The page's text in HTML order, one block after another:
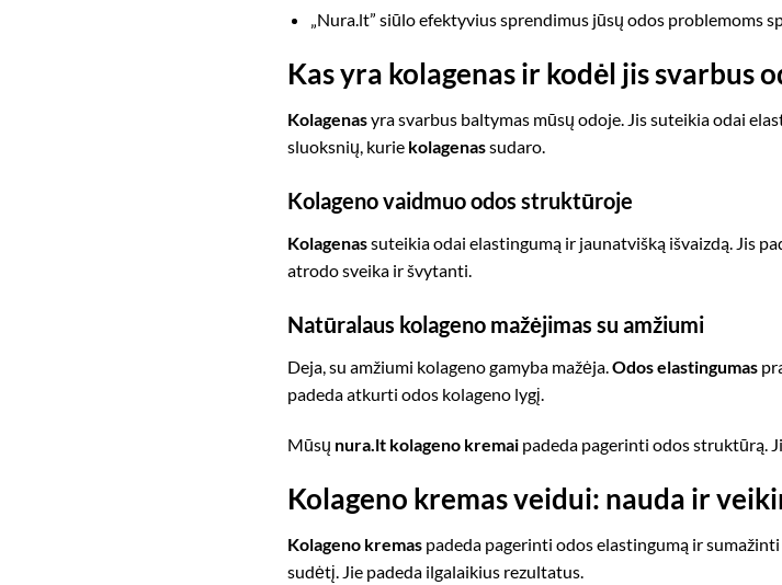
„Nura.lt” siūlo efektyvius sprendimus jūsų odos problemoms
Kas yra kolagenas ir kodėl jis svarbus
Kolagenasyra svarbus baltymas mūsų odoje. Jis suteikia odai
sluoksnių, kurie kolagenassudaro.
Kolageno vaidmuo odos struktūroje
Kolagenassuteikia odai elastingumą ir jaunatvišką išvaizdą. Jis
atrodo sveika ir švytanti.
Natūralaus kolageno mažėjimas su amžiumi
Deja, su amžiumi kolageno gamyba mažėja.Odos elastingumas
padeda atkurti odos kolageno lygį.
Mūsų nura.lt kolageno kremai padeda pagerinti odos struktūrą.
Kolageno kremas veidui: nauda ir
Kolageno kremas padeda pagerinti odos elastingumą ir sumažinti
sudėtį. Jie padeda ilgalaikius rezultatus.